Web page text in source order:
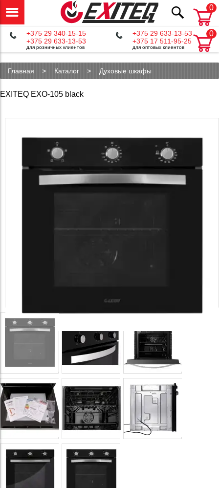
0
0
+375 29 340-15-15
+375 29 633-13-53
для розничных клиентов
+375 29 633-13-53
+375 17 511-95-25
для оптовых клиентов
Главная Каталог Духовые шкафы
EXITEQ EXO-105 black